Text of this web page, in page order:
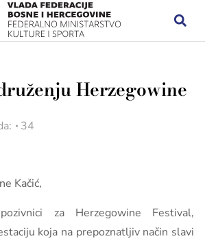
Herzegowine
34
Kačić,
za Herzegowine Festival,
koja na prepoznatljiv način slavi